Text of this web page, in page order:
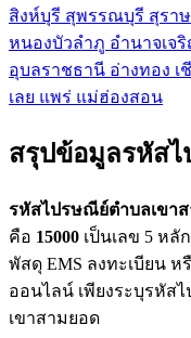
สิงห์บุรี สุพรรณบุรี สุรา
หนองบัวลำภู อำนาจเจ
อุบลราชธานี อ่างทอง เ
เลย แพร่ แม่ฮ่องสอน
สรุปข้อมูลรหัส
รหัสไปรษณีย์ตำบลเขา
คือ 15000 เป็นเลข 5 ห
พัสดุ EMS ลงทะเบียน
ออนไลน์ เพียงระบุรหัส
เขาสามยอด